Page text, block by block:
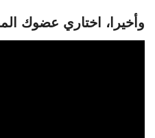
وأخيرا، اختاري عضوك